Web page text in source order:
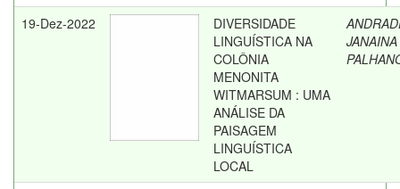
19-Dez-2022
DIVERSIDADE
LINGUÍSTICA NA
COLÔNIA
MENONITA
WITMARSUM : UMA
ANÁLISE DA
PAISAGEM
LINGUÍSTICA
LOCAL
JANAINA